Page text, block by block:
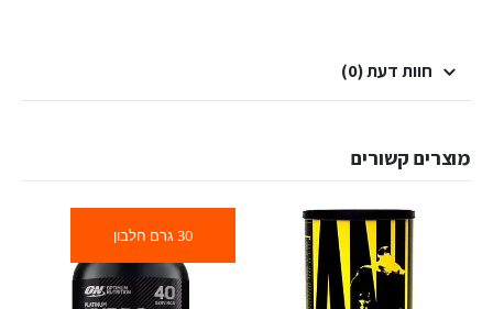
חוות דעת (0)
מוצרים קשורים
30 גרם חלבון